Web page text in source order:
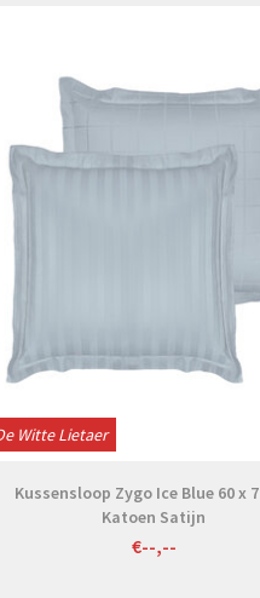
Witte Lietaer
Kussensloop Zygo Ice Blue 60 x
Katoen Satijn
€--,--